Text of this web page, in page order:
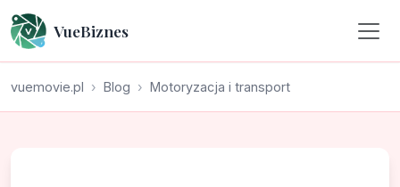
VueBiznes
vuemovie.pl Blog Motoryzacja i transport